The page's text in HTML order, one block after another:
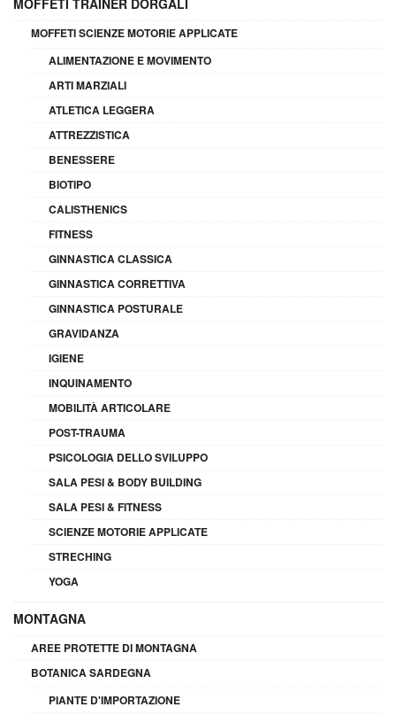
MOFFETI SCIENZE MOTORIE APPLICATE
ALIMENTAZIONE E MOVIMENTO
ARTI MARZIALI
ATLETICA LEGGERA
ATTREZZISTICA
BENESSERE
BIOTIPO
CALISTHENICS
FITNESS
GINNASTICA CLASSICA
GINNASTICA CORRETTIVA
GINNASTICA POSTURALE
GRAVIDANZA
IGIENE
INQUINAMENTO
MOBILITÀ ARTICOLARE
POST-TRAUMA
PSICOLOGIA DELLO SVILUPPO
SALA PESI & BODY BUILDING
SALA PESI & FITNESS
SCIENZE MOTORIE APPLICATE
STRECHING
YOGA
MONTAGNA
AREE PROTETTE DI MONTAGNA
BOTANICA SARDEGNA
PIANTE D'IMPORTAZIONE